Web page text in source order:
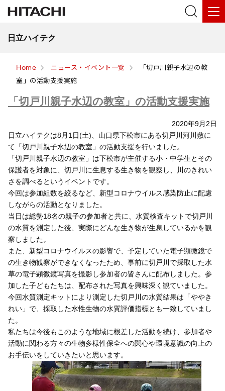
日立ハイテク
Home ニュース・イベント一覧
「切戸川親子水辺の教
室」の活動支援実施
「切戸川親子水辺の教室」の活動支援実施
2020年9月2日
日立ハイテクは8月1日(土)、山口県下松市にある切戸川河川敷に
て「切戸川親子水辺の教室」の活動支援を行いました。
「切戸川親子水辺の教室」は下松市が主催する小・中学生とその
保護者を対象に、切戸川に生息する生き物を観察し、川のきれい
さを調べるというイベントです。
今回は参加組数を絞るなど、新型コロナウイルス感染防止に配慮
しながらの活動となりました。
当日は総勢18名の親子の参加者と共に、水質検査キットで切戸川
の水質を測定した後、実際にどんな生き物が生息しているかを観
察しました。
また、新型コロナウイルスの影響で、予定していた電子顕微鏡で
の生き物観察ができなくなったため、事前に切戸川で採取した水
草の電子顕微鏡写真を撮影し参加者の皆さんに配布しました。参
加した子どもたちは、配布された写真を興味深く観ていました。
今回水質測定キットにより測定した切戸川の水質結果は「ややき
れい」で、採取した水性生物の水質評価指標とも一致していまし
た。
私たちは今後もこのような地域に根差した活動を続け、参加者や
活動に関わる方々の生物多様性保全への関心や環境意識の向上の
お手伝いをしていきたいと思います。